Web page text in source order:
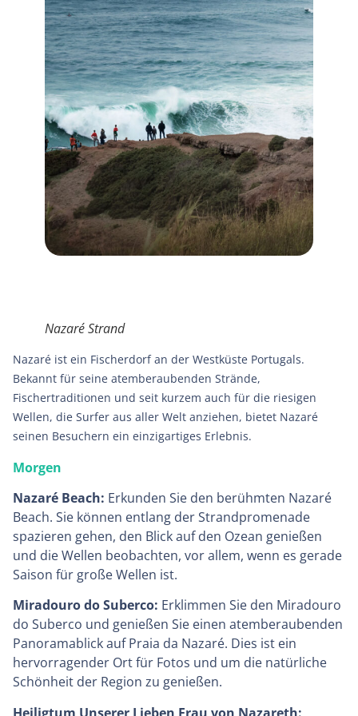
Nazaré Strand
Nazaré ist ein Fischerdorf an der Westküste Portugals.
Bekannt für seine atemberaubenden Strände,
Fischertraditionen und seit kurzem auch für die riesigen
Wellen, die Surfer aus aller Welt anziehen, bietet Nazaré
seinen Besuchern ein einzigartiges Erlebnis.
Morgen
Nazaré Beach: Erkunden Sie den berühmten Nazaré
Beach. Sie können entlang der Strandpromenade
spazieren gehen, den Blick auf den Ozean genießen
und die Wellen beobachten, vor allem, wenn es gerade
Saison für große Wellen ist.
Miradouro do Suberco: Erklimmen Sie den Miradouro
do Suberco und genießen Sie einen atemberaubenden
Panoramablick auf Praia da Nazaré. Dies ist ein
hervorragender Ort für Fotos und um die natürliche
Schönheit der Region zu genießen.